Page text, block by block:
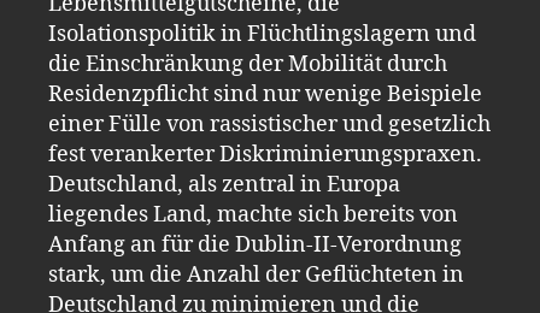
Isolationspolitik in Flüchtlingslagern und
die Einschränkung der Mobilität durch
Residenzpflicht sind nur wenige Beispiele
einer Fülle von rassistischer und gesetzlich
fest verankerter Diskriminierungspraxen.
Deutschland, als zentral in Europa
liegendes Land, machte sich bereits von
Anfang an für die Dublin-II-Verordnung
stark, um die Anzahl der Geflüchteten in
Deutschland zu minimieren und die